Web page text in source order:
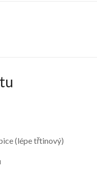
(lépe třtinový)